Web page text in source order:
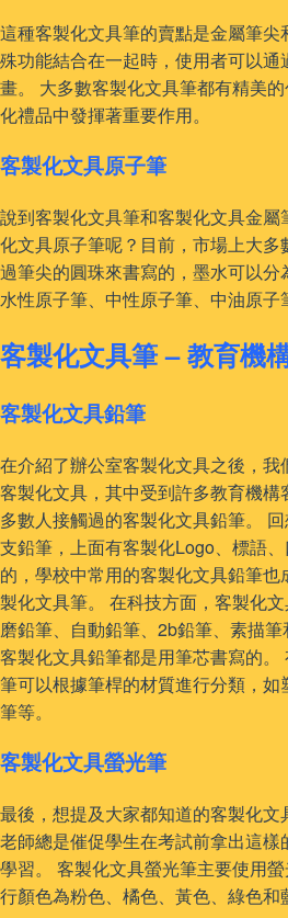
這種客製化文具筆的賣點是金屬筆
殊功能結合在一起時，使用者可以
畫。 大多數客製化文具筆都有精美
化禮品中發揮著重要作用。
客製化文具原子筆
說到客製化文具筆和客製化文具金
化文具原子筆呢？目前，市場上大
過筆尖的圓珠來書寫的，墨水可以分
水性原子筆、中性原子筆、中油原子
客製化文具筆 – 教育機
客製化文具鉛筆
在介紹了辦公室客製化文具之後，
客製化文具，其中受到許多教育機
多數人接觸過的客製化文具鉛筆。
支鉛筆，上面有客製化Logo、標語
的，學校中常用的客製化文具鉛筆
製化文具筆。 在科技方面，客製化
磨鉛筆、自動鉛筆、2b鉛筆、素描筆
客製化文具鉛筆都是用筆芯書寫的
筆可以根據筆桿的材質進行分類，
筆等。
客製化文具螢光筆
最後，想提及大家都知道的客製化文
老師總是催促學生在考試前拿出這
學習。 客製化文具螢光筆主要使用
行顏色為粉色、橘色、黃色、綠色和